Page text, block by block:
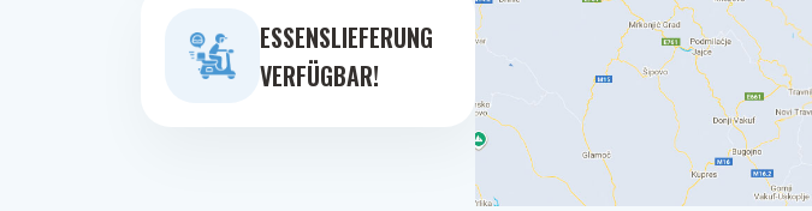
ESSENSLIEFERUNG
VERFÜGBAR!